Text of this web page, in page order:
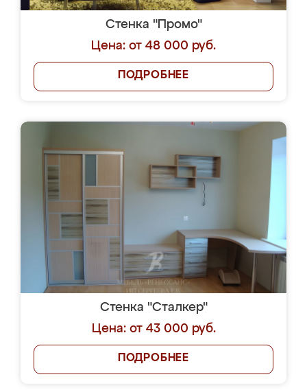
Стенка "Промо"
Цена: от 48 000 руб.
ПОДРОБНЕЕ
Стенка "Сталкер"
Цена: от 43 000 руб.
ПОДРОБНЕЕ